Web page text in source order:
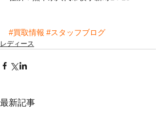
#買取情報 #スタッフブログ
レディース
最新記事